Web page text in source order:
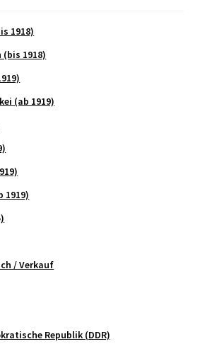
1918)
1918)
(ab 1919)
1919)
/ Verkauf
Republik (DDR)